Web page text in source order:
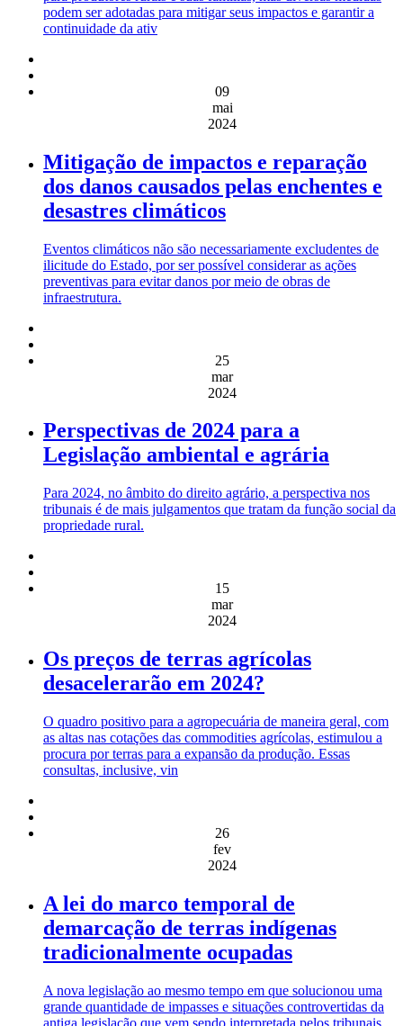
podem ser adotadas para mitigar seus impactos e garantir a
continuidade da ativ
09
mai
2024
Mitigação de impactos e reparação
dos danos causados pelas enchentes e
desastres climáticos
Eventos climáticos não são necessariamente excludentes de
ilicitude do Estado, por ser possível considerar as ações
preventivas para evitar danos por meio de obras de
infraestrutura.
25
mar
2024
Perspectivas de 2024 para a
Legislação ambiental e agrária
Para 2024, no âmbito do direito agrário, a perspectiva nos
tribunais é de mais julgamentos que tratam da função social da
propriedade rural.
15
mar
2024
Os preços de terras agrícolas
desacelerarão em 2024?
O quadro positivo para a agropecuária de maneira geral, com
as altas nas cotações das commodities agrícolas, estimulou a
procura por terras para a expansão da produção. Essas
consultas, inclusive, vin
26
fev
2024
A lei do marco temporal de
demarcação de terras indígenas
tradicionalmente ocupadas
A nova legislação ao mesmo tempo em que solucionou uma
grande quantidade de impasses e situações controvertidas da
antiga legislação que vem sendo interpretada pelos tribunais,